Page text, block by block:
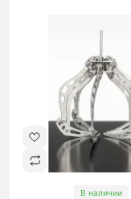
В наличии